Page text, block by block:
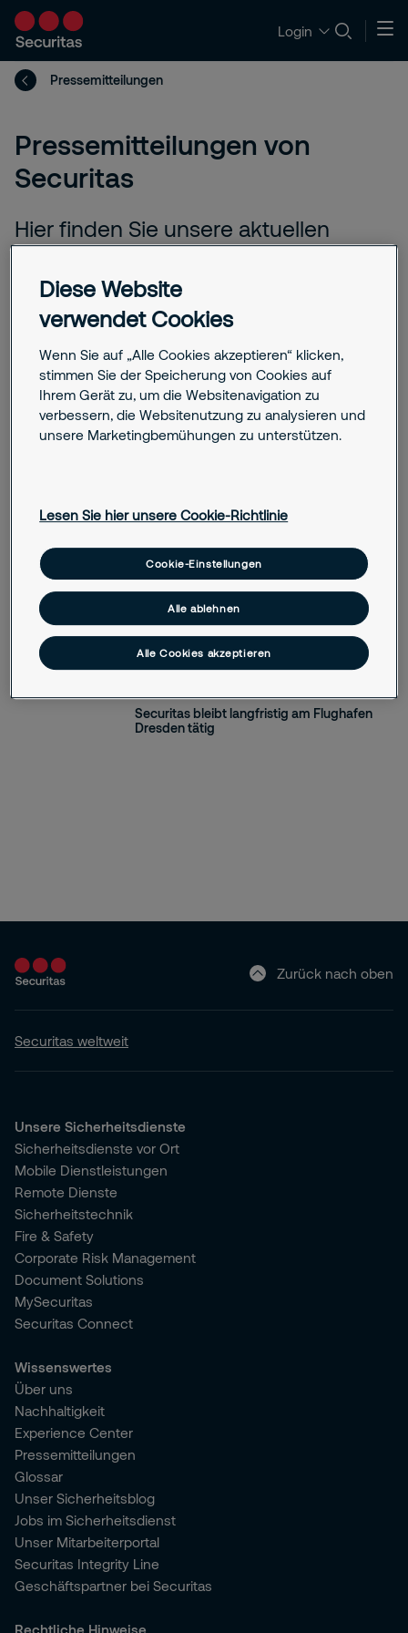
Login
Pressemitteilungen
Pressemitteilungen von
Securitas
Hier finden Sie unsere aktuellen
Unternehmensnews,
Medienmitteilungen und
Presseinformationen auf einen Blick.
Zukunft der Sicherheit in Deutschland
aktiv mitgestaltet – durch Innovation,
starke Partnerschaften und führende
Branchenkompetenz.
wenden Sie sich bitte per E-Mail an
auf Ihre Anfrage.
Securitas bleibt langfristig am Flughafen
Dresden tätig
Zurück nach oben
Securitas weltweit
Unsere Sicherheitsdienste
Sicherheitsdienste vor Ort
Mobile Dienstleistungen
Remote Dienste
Sicherheitstechnik
Fire & Safety
Corporate Risk Management
Document Solutions
MySecuritas
Securitas Connect
Wissenswertes
Über uns
Nachhaltigkeit
Experience Center
Pressemitteilungen
Glossar
Unser Sicherheitsblog
Jobs im Sicherheitsdienst
Unser Mitarbeiterportal
Securitas Integrity Line
Geschäftspartner bei Securitas
Rechtliche Hinweise
Diese Website
verwendet Cookies
Wenn Sie auf „Alle Cookies akzeptieren“ klicken,
stimmen Sie der Speicherung von Cookies auf
Ihrem Gerät zu, um die Websitenavigation zu
verbessern, die Websitenutzung zu analysieren und
unsere Marketingbemühungen zu unterstützen.
Lesen Sie hier unsere Cookie-Richtlinie
Cookie-Einstellungen
Alle ablehnen
Alle Cookies akzeptieren